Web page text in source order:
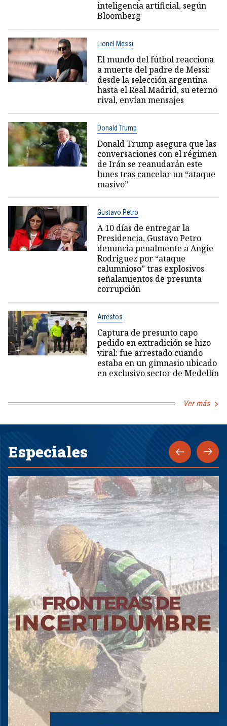
inteligencia artificial, según
Bloomberg
Lionel Messi
El mundo del fútbol reacciona
a muerte del padre de Messi:
desde la selección argentina
hasta el Real Madrid, su eterno
rival, envían mensajes
Donald Trump
Donald Trump asegura que las
conversaciones con el régimen
de Irán se reanudarán este
lunes tras cancelar un “ataque
masivo”
Gustavo Petro
A 10 días de entregar la
Presidencia, Gustavo Petro
denuncia penalmente a Angie
Rodriguez por “ataque
calumnioso” tras explosivos
señalamientos de presunta
corrupción
Arrestos
Captura de presunto capo
pedido en extradición se hizo
viral: fue arrestado cuando
estaba en un gimnasio ubicado
en exclusivo sector de Medellín
Ver más
Especiales